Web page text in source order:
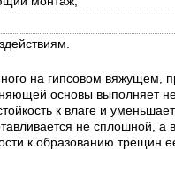
на гипсовом вяжущем,
основы выполняет
к влаге и
не сплошной, а
к образованию трещин